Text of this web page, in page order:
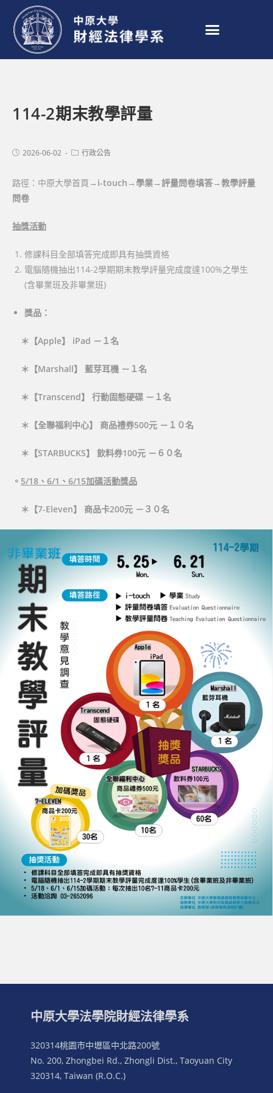
114-2期末教學評量
2026-06-02 行政公告
路徑：中原大學首頁 →i-touch→學業→評量問卷填答→教學評量
問卷
抽獎活動
修課科目全部填答完成即具有抽獎資格
電腦隨機抽出114-2學期期末教學評量完成度達100%之學生
(含畢業班及非畢業班)
獎品：
＊ 【Apple】 iPad －１名
＊ 【Marshall】 藍芽耳機 －１名
＊ 【Transcend】 行動固態硬碟 －１名
＊ 【全聯福利中心】 商品禮券500元 －１０名
＊ 【STARBUCKS】 飲料券100元 －６０名
。 5/18、6/1、6/15加碼活動獎品
＊ 【7-Eleven】 商品卡200元 －３０名
中原大學法學院財經法律學系
320314桃園市中壢區中北路200號
No. 200, Zhongbei Rd., Zhongli Dist., Taoyuan City
320314, Taiwan (R.O.C.)